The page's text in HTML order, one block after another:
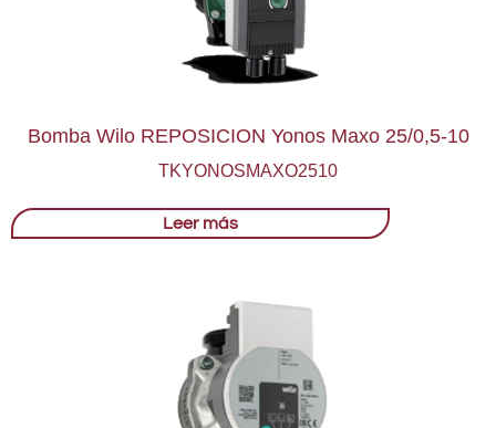
Bomba Wilo REPOSICION Yonos Maxo 25/0,5-10
TKYONOSMAXO2510
Leer más